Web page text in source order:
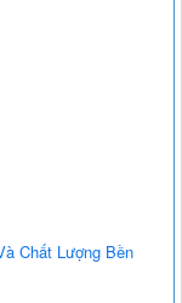
Chất Lượng Bền